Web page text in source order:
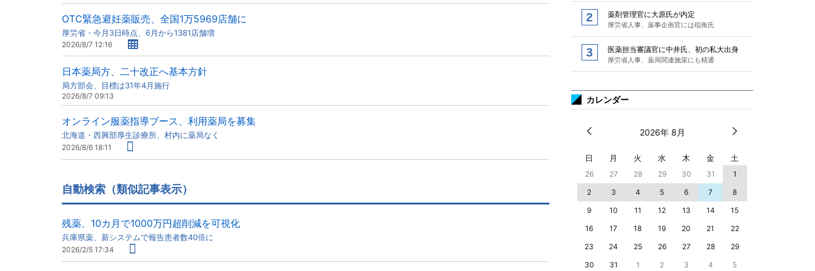
OTC緊急避妊薬販売、全国1万5969店舗に
厚労省・今月3日時点、6月から1381店舗増
2026/8/7 12:16
日本薬局方、二十改正へ基本方針
局方部会、目標は31年4月施行
2026/8/7 09:13
オンライン服薬指導ブース、利用薬局を募集
北海道・西興部厚生診療所、村内に薬局なく
2026/8/6 18:11
自動検索（類似記事表示）
残薬、10カ月で1000万円超削減を可視化
兵庫県薬、新システムで報告患者数40倍に
2026/2/5 17:34
薬剤管理官に大原氏が内定
厚労省人事、薬事企画官には稲角氏
医薬担当審議官に中井氏、初の私大出身
厚労省人事、薬局関連施策にも精通
カレンダー
2026年 8月
日 月 火 水 木 金 土
26 27 28 29 30 31
1
2
3 4 5 6 7
8
9
10 11 12 13 14
15
16
17 18 19 20 21
22
23
24 25 26 27 28
29
30
31 1 2 3 4 5